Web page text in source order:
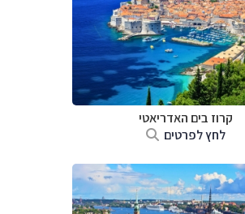
קרוז בים האדריאטי
לחץ לפרטים